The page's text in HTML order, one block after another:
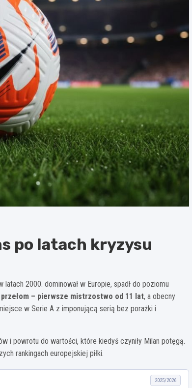
po latach kryzysu
2000. dominował w Europie, spadł do poziomu
przełom – pierwsze mistrzostwo od 11 lat, a obecny
w Serie A z imponującą serią bez porażki i
i powrotu do wartości, które kiedyś czyniły Milan potęgą.
rankingach europejskiej piłki.
2025/2026